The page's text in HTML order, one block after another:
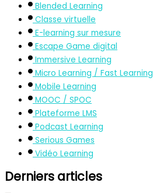
Blended Learning
Classe virtuelle
E-learning sur mesure
Escape Game digital
Immersive Learning
Micro Learning / Fast Learning
Mobile Learning
MOOC / SPOC
Plateforme LMS
Podcast Learning
Serious Games
Vidéo Learning
Derniers articles